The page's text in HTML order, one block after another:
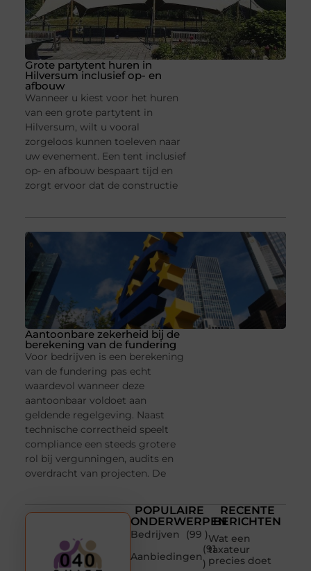
Grote partytent huren in
Hilversum inclusief op- en
afbouw
Wanneer u kiest voor het huren
van een grote partytent in
Hilversum, wilt u vooral
zorgeloos kunnen toeleven naar
uw evenement. Een tent inclusief
op- en afbouw bespaart tijd en
zorgt ervoor dat de constructie
Aantoonbare zekerheid bij de
berekening van de fundering
Voor bedrijven is een berekening
van de fundering pas echt
waardevol wanneer deze
aantoonbaar voldoet aan
geldende regelgeving. Naast
technische correctheid speelt
compliance een steeds grotere
rol bij vergunningen, audits en
overdracht van projecten. De
POPULAIRE
ONDERWERPEN
Bedrijven
(99 )
Aanbiedingen
(91
)
RECENTE
BERICHTEN
Wat een
taxateur
precies doet